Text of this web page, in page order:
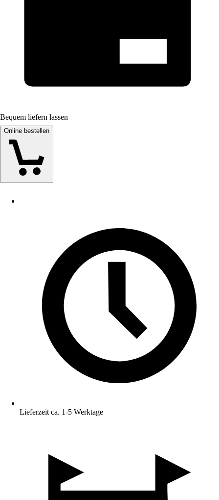
Bequem liefern lassen
Online bestellen
Lieferzeit ca. 1-5 Werktage